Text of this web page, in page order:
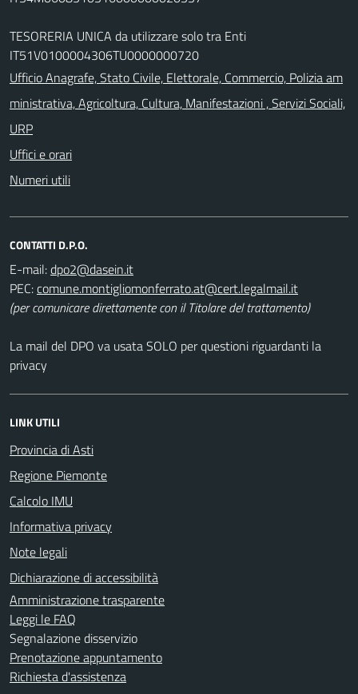
TESORERIA UNICA da utilizzare solo tra Enti
IT51V0100004306TU0000000720
Ufficio Anagrafe, Stato Civile, Elettorale, Commercio, Polizia am
ministrativa, Agricoltura, Cultura, Manifestazioni , Servizi Sociali,
URP
Uffici e orari
Numeri utili
CONTATTI D.P.O.
E-mail:
PEC:
(per comunicare direttamente con il Titolare del trattamento)
La mail del DPO va usata SOLO per questioni riguardanti la
privacy
LINK UTILI
Provincia di Asti
Regione Piemonte
Calcolo IMU
Informativa privacy
Note legali
Dichiarazione di accessibilità
Amministrazione trasparente
Leggi le FAQ
Segnalazione disservizio
Prenotazione appuntamento
Richiesta d'assistenza